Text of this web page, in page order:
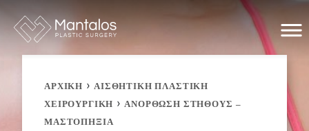
content
ΑΡΧΙΚΗ ›ΑΙΣΘΗΤΙΚΗ ΠΛΑΣΤΙΚΗ
ΧΕΙΡΟΥΡΓΙΚΗ ›ΑΝΌΡΘΩΣΗ ΣΤΉΘΟΥΣ –
ΜΑΣΤΟΠΗΞΊΑ